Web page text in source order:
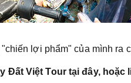
lợi phẩm" của mình ra
Đất Việt Tour tại đây, hoặc